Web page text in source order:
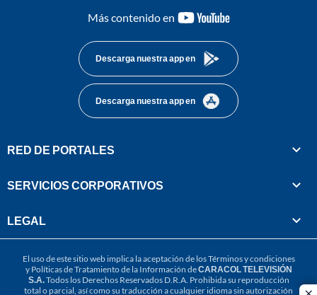
Más contenido en
youtube-
Descarga nuestra app en
Descarga nuestra app en
RED DE PORTALES
SERVICIOS CORPORATIVOS
LEGAL
El uso de este sitio web implica la aceptación de losTérminos y condiciones
y Políticas de Tratamiento de la Información deCARACOL TELEVISIÓN
S.A.Todos los Derechos Reservados D.R.A. Prohibida su reproducción
total o parcial, así como su traducción a cualquier idioma sin autorización